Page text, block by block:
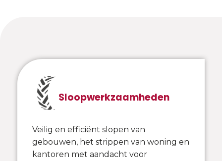
Sloopwerkzaamheden
Veilig en efficiënt slopen van
gebouwen, het strippen van woning en
kantoren met aandacht voor